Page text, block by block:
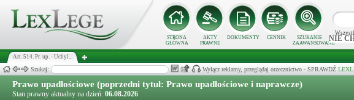
STRONA
GŁÓWNA
AKTY
PRAWNE
DOKUMENTY CENNIK
SZUKANIE
ZAAWANSOWANE
NIE
Art. 514. Pr. up. - Uchyl...
Szukaj: Wyłącz reklamy, przeglądaj orzecznictwo - SPRAWDŹ
Prawo upadłościowe (poprzedni tytuł: Prawo upadłościowe i naprawcze)
Stan prawny aktualny na dzień: 06.08.2026